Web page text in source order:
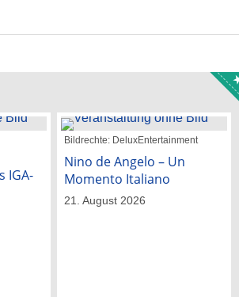
IGA-
Bildrechte: DeluxEntertainment
Nino de Angelo – Un
Momento Italiano
21. August 2026